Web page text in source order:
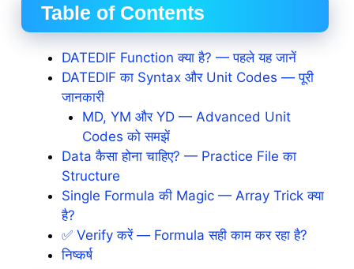
Table of Contents
DATEDIF Function क्या है? — पहले यह जानें
DATEDIF का Syntax और Unit Codes — पूरी
जानकारी
MD, YM और YD — Advanced Unit
Codes को समझें
Data कैसा होना चाहिए? — Practice File का
Structure
Single Formula की Magic — Array Trick क्या
है?
✅ Verify करें — Formula सही काम कर रहा है?
निष्कर्ष